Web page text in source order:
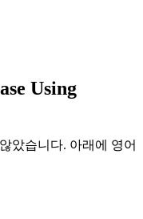
Using
았습니다. 아래에 영어